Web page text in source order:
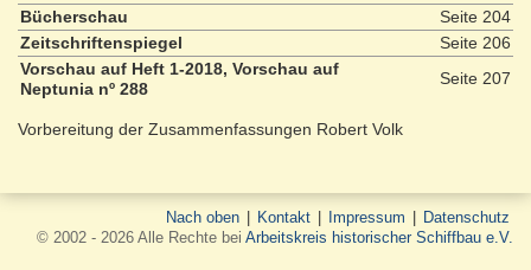
Bücherschau
Seite 204
Zeitschriftenspiegel
Seite 206
Vorschau auf Heft 1-2018, Vorschau auf
Neptunia nº 288
Seite 207
Vorbereitung der Zusammenfassungen Robert Volk
Nach oben Kontakt Impressum
Datenschutz
© 2002 - 2026 Alle Rechte bei Arbeitskreis historischer Schiffbau e.V.